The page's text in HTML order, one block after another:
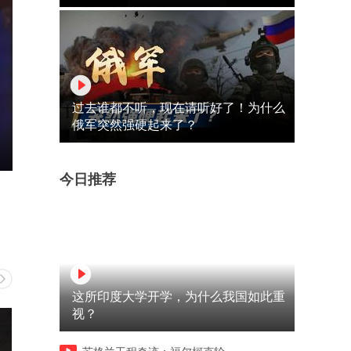
过去谁都不听，现在请听好了！为什么
俄军突然强硬起来了？
今日推荐
这所印度大学开学，为什么我国如此重
视？